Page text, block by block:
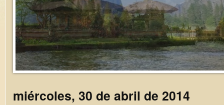
Costa Oeste Estados Unidos
Parque Nacional Yosemite
miércoles, 30 de abril de 2014